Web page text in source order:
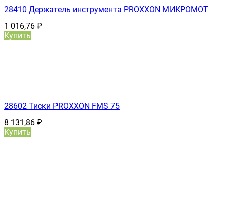
28410 Держатель инструмента PROXXON МИКРОМОТ
1 016,76 ₽
Купить
28602 Тиски PROXXON FMS 75
8 131,86 ₽
Купить